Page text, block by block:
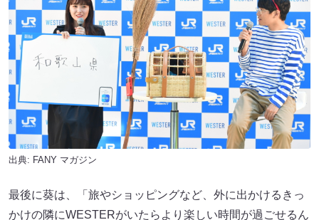
出典: FANY マガジン
最後に葵は、「旅やショッピングなど、外に出かけるきっ
かけの隣にWESTERがいたらより楽しい時間が過ごせるん